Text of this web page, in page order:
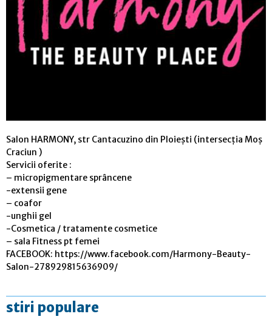
Salon HARMONY, str Cantacuzino din Ploiești (intersecția Moș
Craciun )
Servicii oferite :
– micropigmentare sprâncene
-extensii gene
– coafor
-unghii gel
-Cosmetica / tratamente cosmetice
– sala Fitness pt femei
FACEBOOK: https://www.facebook.com/Harmony-Beauty-
Salon-278929815636909/
stiri populare